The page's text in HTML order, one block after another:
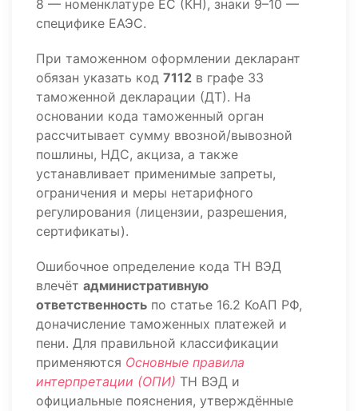
8 — номенклатуре ЕС (КН), знаки 9–10 —
специфике ЕАЭС.
При таможенном оформлении декларант
обязан указать код 7112 в графе 33
таможенной декларации (ДТ). На
основании кода таможенный орган
рассчитывает сумму ввозной/вывозной
пошлины, НДС, акциза, а также
устанавливает применимые запреты,
ограничения и меры нетарифного
регулирования (лицензии, разрешения,
сертификаты).
Ошибочное определение кода ТН ВЭД
влечёт административную
ответственность по статье 16.2 КоАП РФ,
доначисление таможенных платежей и
пени. Для правильной классификации
применяются Основные правила
интерпретации (ОПИ) ТН ВЭД и
официальные пояснения, утверждённые